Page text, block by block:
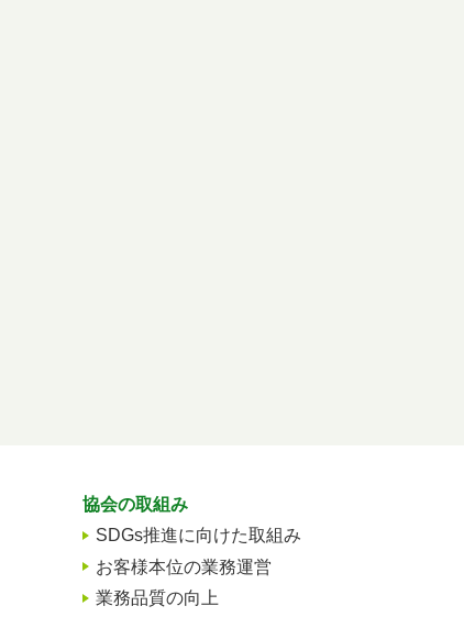
協会の取組み
SDGs推進に向けた取組み
お客様本位の業務運営
業務品質の向上